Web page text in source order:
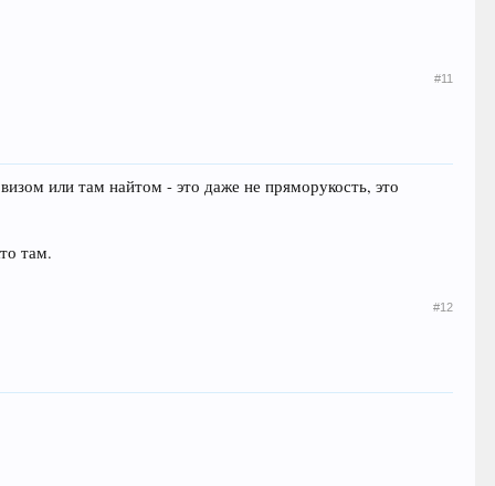
#11
или там найтом - это даже не пряморукость, это
там.
#12